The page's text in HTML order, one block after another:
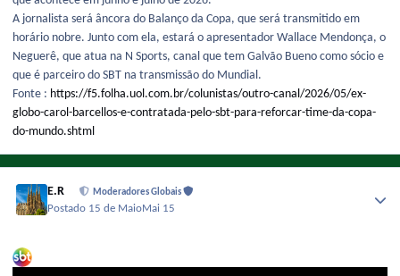
A jornalista será âncora do Balanço da Copa, que será transmitido em
horário nobre. Junto com ela, estará o apresentador Wallace Mendonça, o
Neguerê, que atua na N Sports, canal que tem Galvão Bueno como sócio e
que é parceiro do SBT na transmissão do Mundial.
Fonte : https://f5.folha.uol.com.br/colunistas/outro-canal/2026/05/ex-
globo-carol-barcellos-e-contratada-pelo-sbt-para-reforcar-time-da-copa-
do-mundo.shtml
E.R Moderadores Globais
Postado 15 de MaioMai 15